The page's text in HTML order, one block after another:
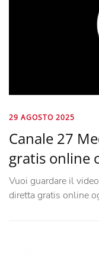
29 AGOSTO 2025
Canale 27
gratis online
Vuoi guardare il
diretta gratis online